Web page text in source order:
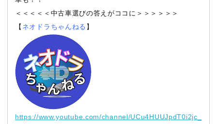
＜＜＜＜＜中古車選びの答えがココに＞＞＞＞＞＞
【 ネオドラちゃんねる 】
https://www.youtube.com/channel/UCu4HUUJpdT0i2jc_